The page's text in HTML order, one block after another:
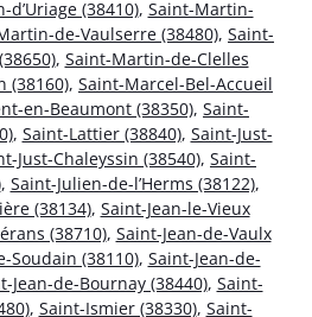
(38410), Saint-Martin-
de-Vaulserre (38480), Saint-
, Saint-Martin-de-Clelles
(38160), Saint-Marcel-Bel-Accueil
en-Beaumont (38350), Saint-
, Saint-Lattier (38840), Saint-Just-
Just-Chaleyssin (38540), Saint-
, Saint-Julien-de-l’Herms (38122),
(38134), Saint-Jean-le-Vieux
(38710), Saint-Jean-de-Vaulx
Soudain (38110), Saint-Jean-de-
Jean-de-Bournay (38440), Saint-
, Saint-Ismier (38330), Saint-